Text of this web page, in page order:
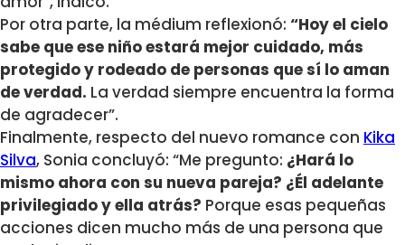
Por otra parte, la médium reflexionó: “Hoy el cielo
sabe que ese niño estará mejor cuidado, más
protegido y rodeado de personas que sí lo aman
de verdad. La verdad siempre encuentra la forma
de agradecer”.
Finalmente, respecto del nuevo romance con Kika
Silva, Sonia concluyó: “Me pregunto: ¿Hará lo
mismo ahora con su nueva pareja? ¿Él adelante
privilegiado y ella atrás? Porque esas pequeñas
acciones dicen mucho más de una persona que